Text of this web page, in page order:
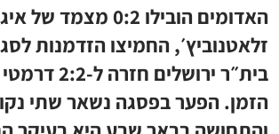
האדומים הובילו 0:2 מצמד של
זלאטנוביץ׳, החמיצו הזדמנות
בית״ר ירושלים
הזמן. הפער בפסגה נשאר שתי